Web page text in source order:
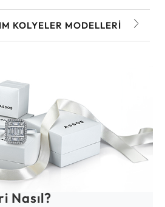
KOLYELER MODELLERI
Nasıl?